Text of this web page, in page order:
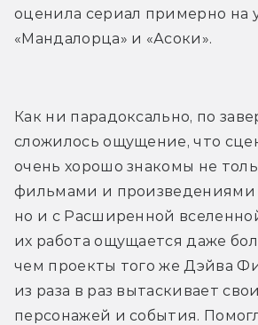
оценила сериал примерно на
«Мандалорца» и «Асоки».
Как ни парадоксально, по
сложилось ощущение, что
очень хорошо знакомы не
фильмами и произведениями
но и с Расширенной
их работа ощущается даже
чем проекты того же Дэйва
из раза в раз вытаскивает
персонажей и события.